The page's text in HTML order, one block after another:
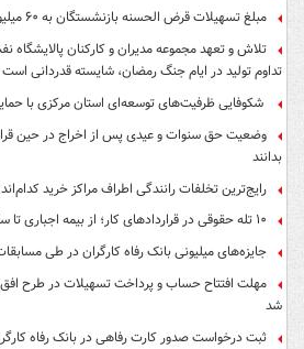
مبلغ تسهیلات قرض الحسنه بازنشستگان به ۶۰ میلیون تومان افزایش یافت
تلاش و تعهد مجموعه مدیران و کارکنان پالایشگاه
تداوم تولید در ایام جنگ رمضان، شایسته قدردانی است
شکوفایی ظرفیت‌های توسعه‌ای استان مرکزی با
وضعیت حق سنوات و عیدی پس از اخراج در حین
بدانند
رایج‌ترین تخلفات رانندگی اطراف مراکز خرید
۱۰ تله حقوقی در قراردادهای کار؛ از بیمه اجباری تا سفیدامضاء خطرناک
جایزه‌های میلیونی بانک رفاه کارگران در طی
شد
ثبت درخواست صدور کارت رفاهی در بانک رفاه